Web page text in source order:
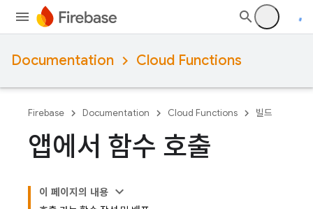
Documentation Cloud Functions
Firebase Documentation Cloud Functions 빌드
앱에서 함수 호출
이 페이지의 내용